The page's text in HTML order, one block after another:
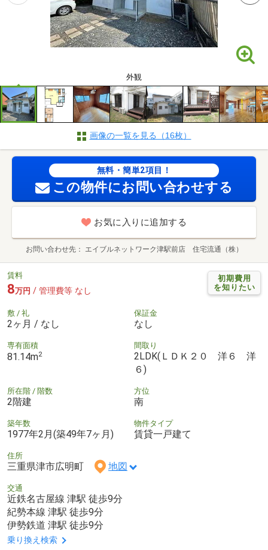
外観
画像の一覧を見る（16枚）
無料・簡単2項目！
この物件にお問い合わせする
お気に入りに追加する
お問い合わせ先 エイブルネットワーク津駅前店 住宅流通（株）
初期費用
を知りたい
賃料
8万円 / 管理費等 なし
敷 / 礼
2ヶ月 / なし
保証金
なし
専有面積
81.14m2
間取り
2LDK(ＬＤＫ２０ 洋６ 洋
６)
所在階 / 階数
2階建
方位
南
築年数
1977年2月(築49年7ヶ月)
物件タイプ
賃貸一戸建て
住所
三重県津市広明町 地図
交通
近鉄名古屋線 津駅 徒歩9分
紀勢本線 津駅 徒歩9分
伊勢鉄道 津駅 徒歩9分
乗り換え検索